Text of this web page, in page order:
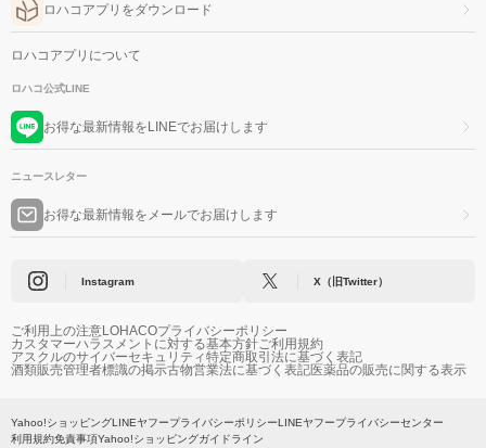
ロハコアプリをダウンロード
ロハコアプリについて
ロハコ公式LINE
お得な最新情報をLINEでお届けします
ニュースレター
お得な最新情報をメールでお届けします
Instagram X（旧Twitter）
ご利用上の注意LOHACOプライバシーポリシー
カスタマーハラスメントに対する基本方針ご利用規約
アスクルのサイバーセキュリティ特定商取引法に基づく表記
酒類販売管理者標識の掲示古物営業法に基づく表記医薬品の販売に関する表示
Yahoo!ショッピングLINEヤフープライバシーポリシーLINEヤフープライバシーセンター
利用規約免責事項Yahoo!ショッピングガイドライン